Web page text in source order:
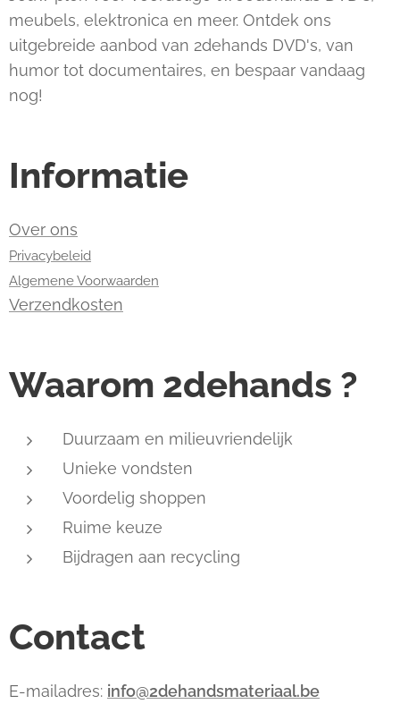
meubels, elektronica en meer. Ontdek ons
uitgebreide aanbod van 2dehands DVD's, van
humor tot documentaires, en bespaar vandaag
nog!
Informatie
Over ons
Privacybeleid
Algemene Voorwaarden
Verzendkosten
Waarom 2dehands ?
Duurzaam en milieuvriendelijk
Unieke vondsten
Voordelig shoppen
Ruime keuze
Bijdragen aan recycling
Contact
E-mailadres: info@2dehandsmateriaal.be